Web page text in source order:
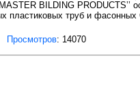
BILDING
пластиковых труб и фасонных
Просмотров: 14070